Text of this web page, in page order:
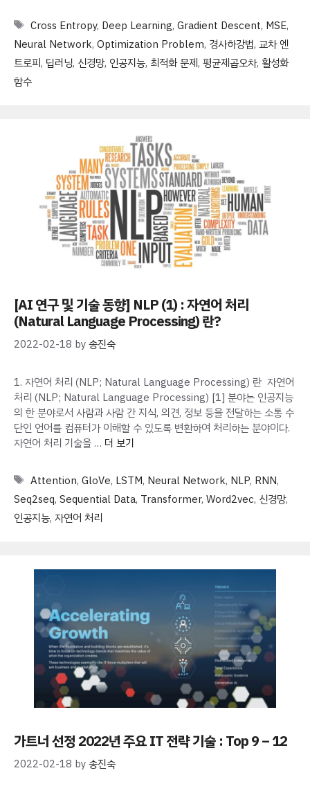
Tags
Cross Entropy, Deep Learning, Gradient Descent, MSE,
Neural Network, Optimization Problem, 경사하강법, 교차 엔
트로피, 딥러닝, 신경망, 인공지능, 최적화 문제, 평균제곱오차, 활성화
함수
[AI 연구 및 기술 동향] NLP (1) : 자연어 처리
(Natural Language Processing) 란?
2022-02-18 by송진숙
1. 자연어 처리 (NLP; Natural Language Processing) 란 자연어
처리 (NLP; Natural Language Processing) [1] 분야는 인공지능
의 한 분야로서 사람과 사람 간 지식, 의견, 정보 등을 전달하는 소통 수
단인 언어를 컴퓨터가 이해할 수 있도록 변환하여 처리하는 분야이다.
자연어 처리 기술을 … 더 보기
Tags
Attention, GloVe, LSTM, Neural Network, NLP, RNN,
Seq2seq, Sequential Data, Transformer, Word2vec, 신경망,
인공지능, 자연어 처리
가트너 선정 2022년 주요 IT 전략 기술 : Top 9 – 12
2022-02-18 by송진숙